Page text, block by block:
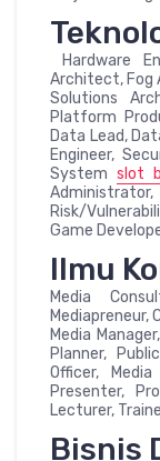
Hardware
Architect, Fog
Solutions
Platform
Data Lead,
Engineer,
System slot
Risk/
Game
Ilmu
Media
Mediapreneur,
Media
Planner,
Officer,
Presenter,
Lecturer,
Bisnis